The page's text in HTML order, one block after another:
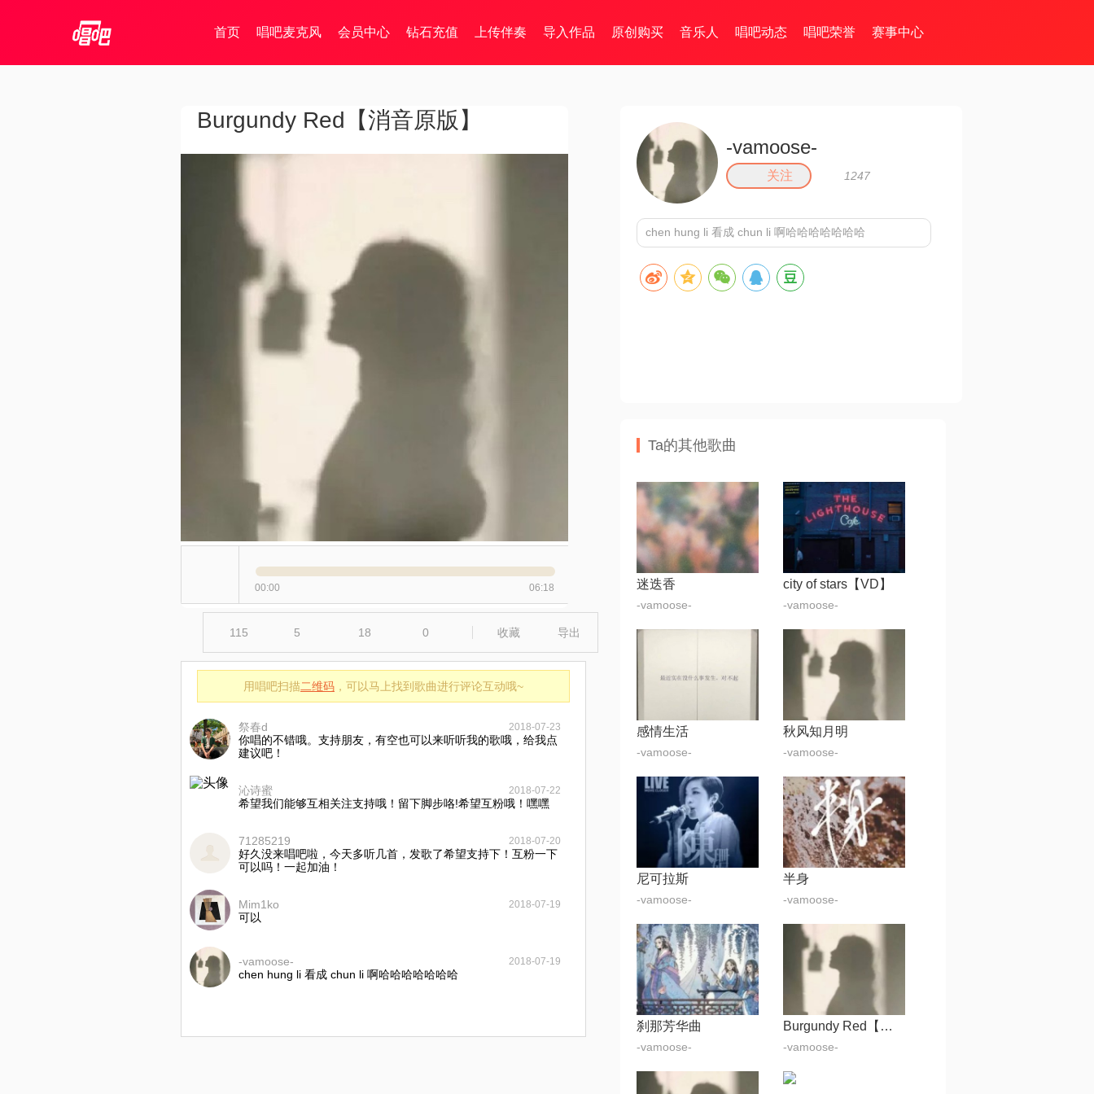
首页 唱吧麦克风 会员中心 钻石充值 上传伴奏 导入作品 原创购买 音乐人 唱吧动态 唱吧荣誉 赛事中心
Burgundy Red【消音原版】
00:00 06:18
115 5 18 0 收藏 导出
用唱吧扫描二维码 ，可以马上找到歌曲进行评论互动哦~
祭春d 2018-07-23
你唱的不错哦。支持朋友，有空也可以来听听我的歌哦，给我点
建议吧！
沁诗蜜 2018-07-22
希望我们能够互相关注支持哦！留下脚步咯!希望互粉哦！嘿嘿
71285219 2018-07-20
好久没来唱吧啦，今天多听几首，发歌了希望支持下！互粉一下
可以吗！一起加油！
Mim1ko 2018-07-19
可以
-vamoose- 2018-07-19
chen hung li 看成 chun li 啊哈哈哈哈哈哈哈
-vamoose-
关注 1247
chen hung li 看成 chun li 啊哈哈哈哈哈哈哈
Ta的其他歌曲
迷迭香
-vamoose-
city of stars【VD】
-vamoose-
感情生活
-vamoose-
秋风知月明
-vamoose-
尼可拉斯
-vamoose-
半身
-vamoose-
刹那芳华曲
-vamoose-
Burgundy Red【消音原版】
-vamoose-